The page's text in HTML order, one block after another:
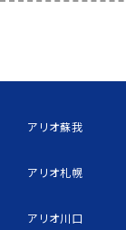
アリオ蘇我
アリオ札幌
アリオ川口